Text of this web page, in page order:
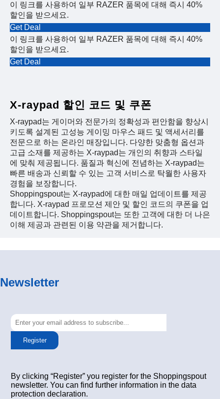
이 링크를 사용하여 일부 RAZER 품목에 대해 즉시 40%
할인을 받으세요.
Get Deal
이 링크를 사용하여 일부 RAZER 품목에 대해 즉시 40%
할인을 받으세요.
Get Deal
X-raypad 할인 코드 및 쿠폰
X-raypad는 게이머와 전문가의 정확성과 편안함을 향상시
키도록 설계된 고성능 게이밍 마우스 패드 및 액세서리를
전문으로 하는 온라인 매장입니다. 다양한 맞춤형 옵션과
고급 소재를 제공하는 X-raypad는 개인의 취향과 스타일
에 맞춰 제공됩니다. 품질과 혁신에 전념하는 X-raypad는
빠른 배송과 신뢰할 수 있는 고객 서비스로 탁월한 사용자
경험을 보장합니다.
Shoppingspout는 X-raypad에 대한 매일 업데이트를 제공
합니다. X-raypad 프로모션 제안 및 할인 코드의 쿠폰을 업
데이트합니다. Shoppingspout는 또한 고객에 대한 더 나은
이해 제공과 관련된 이용 약관을 제거합니다.
Newsletter
Register
By clicking “Register” you register for the Shoppingspout
newsletter. You can find further information in the data
protection declaration.